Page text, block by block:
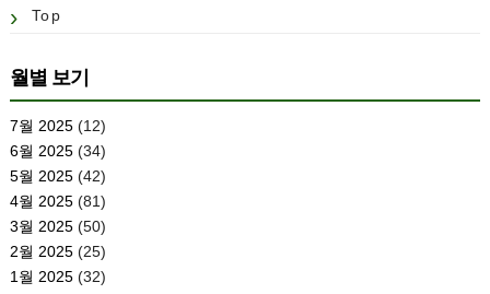
Top
월별 보기
7월 2025(12)
6월 2025(34)
5월 2025(42)
4월 2025(81)
3월 2025(50)
2월 2025(25)
1월 2025(32)